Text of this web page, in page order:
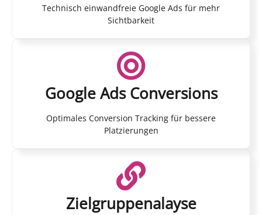
Technisch einwandfreie Google Ads für mehr
Sichtbarkeit
Google Ads Conversions
Optimales Conversion Tracking für bessere
Platzierungen
Zielgruppenalayse